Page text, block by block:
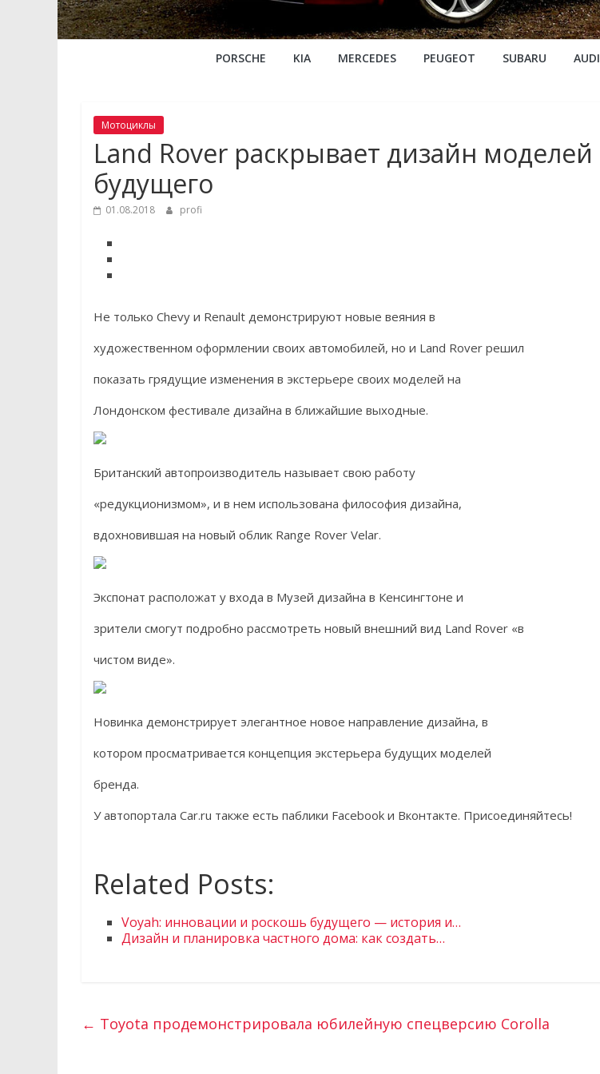
PORSCHE KIA MERCEDES PEUGEOT SUBARU AUDI
Мотоциклы
Land Rover раскрывает дизайн моделей
будущего
01.08.2018 profi
Не только Chevy и Renault демонстрируют новые веяния в
художественном оформлении своих автомобилей, но и Land Rover решил
показать грядущие изменения в экстерьере своих моделей на
Лондонском фестивале дизайна в ближайшие выходные.
Британский автопроизводитель называет свою работу
«редукционизмом», и в нем использована философия дизайна,
вдохновившая на новый облик Range Rover Velar.
Экспонат расположат у входа в Музей дизайна в Кенсингтоне и
зрители смогут подробно рассмотреть новый внешний вид Land Rover «в
чистом виде».
Новинка демонстрирует элегантное новое направление дизайна, в
котором просматривается концепция экстерьера будущих моделей
бренда.
У автопортала Car.ru также есть паблики Facebook и Вконтакте. Присоединяйтесь!
Related Posts:
Voyah: инновации и роскошь будущего — история и…
Дизайн и планировка частного дома: как создать…
← Toyota продемонстрировала юбилейную спецверсию Corolla